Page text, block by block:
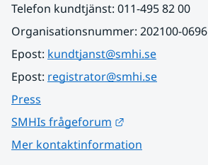
Telefon kundtjänst: 011-495 82 00
Organisationsnummer: 202100-0696
Epost: kundtjanst@smhi.se
Epost: registrator@smhi.se
Press
SMHIs frågeforum
Mer kontaktinformation